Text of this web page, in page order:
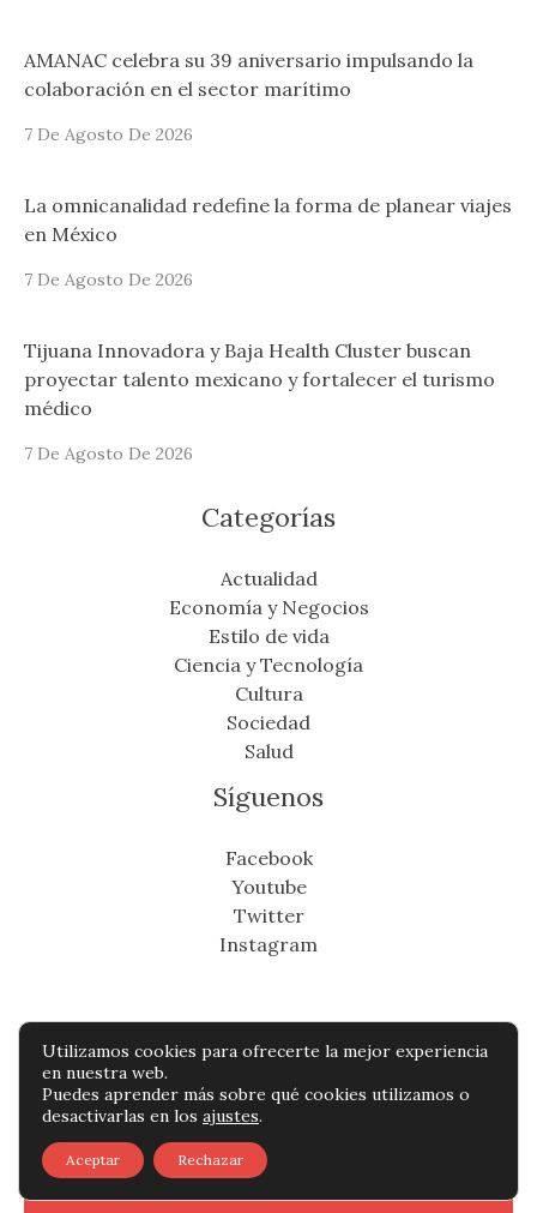
AMANAC celebra su 39 aniversario impulsando la
colaboración en el sector marítimo
7 De Agosto De 2026
La omnicanalidad redefine la forma de planear viajes
en México
7 De Agosto De 2026
Tijuana Innovadora y Baja Health Cluster buscan
proyectar talento mexicano y fortalecer el turismo
médico
7 De Agosto De 2026
Categorías
Actualidad
Economía y Negocios
Estilo de vida
Ciencia y Tecnología
Cultura
Sociedad
Salud
Síguenos
Facebook
Youtube
Twitter
Instagram
Copyright © Todos os direitos reservados -
cronicafinanciera.com
Política de privacidad
Contacto
Utilizamos cookies para ofrecerte la mejor experiencia
en nuestra web.
Puedes aprender más sobre qué cookies utilizamos o
desactivarlas en los ajustes.
Aceptar Rechazar